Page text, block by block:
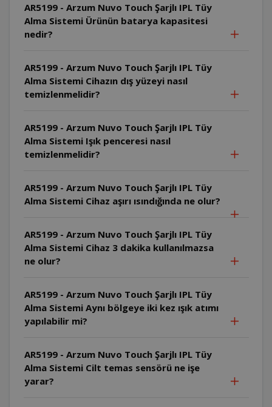
AR5199 - Arzum Nuvo Touch Şarjlı IPL Tüy
Alma Sistemi Ürünün batarya kapasitesi
nedir?
AR5199 - Arzum Nuvo Touch Şarjlı IPL Tüy
Alma Sistemi Cihazın dış yüzeyi nasıl
temizlenmelidir?
AR5199 - Arzum Nuvo Touch Şarjlı IPL Tüy
Alma Sistemi Işık penceresi nasıl
temizlenmelidir?
AR5199 - Arzum Nuvo Touch Şarjlı IPL Tüy
Alma Sistemi Cihaz aşırı ısındığında ne olur?
AR5199 - Arzum Nuvo Touch Şarjlı IPL Tüy
Alma Sistemi Cihaz 3 dakika kullanılmazsa
ne olur?
AR5199 - Arzum Nuvo Touch Şarjlı IPL Tüy
Alma Sistemi Aynı bölgeye iki kez ışık atımı
yapılabilir mi?
AR5199 - Arzum Nuvo Touch Şarjlı IPL Tüy
Alma Sistemi Cilt temas sensörü ne işe
yarar?